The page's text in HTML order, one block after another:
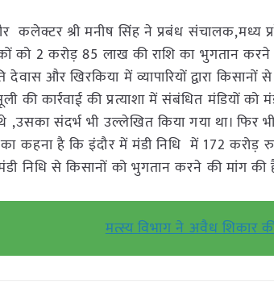
कलेक्टर श्री मनीष सिंह ने प्रबंध संचालक,मध्य
को 2 करोड़ 85 लाख की राशि का भुगतान
देवास और खिरकिया में व्यापारियों द्वारा
की कार्रवाई की प्रत्याशा में संबंधित मंडियों
थे ,उसका संदर्भ भी उल्लेखित किया गया था।
का कहना है कि इंदौर में मंडी निधि में 172
निधि से किसानों को भुगतान करने की मांग की
मत्स्य विभाग ने अवैध शिकार